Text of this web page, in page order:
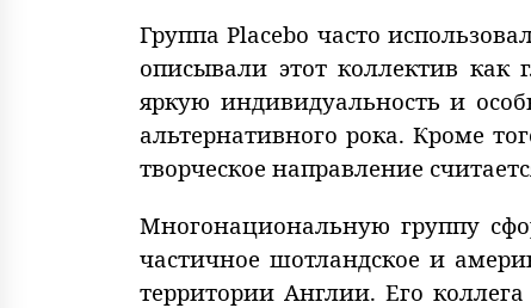
Группа Placebo часто
описывали этот коллектив
яркую индивидуальность и
альтернативного рока. Кроме
творческое направление
Многонациональную группу
частичное шотландское и
территории Англии. Его